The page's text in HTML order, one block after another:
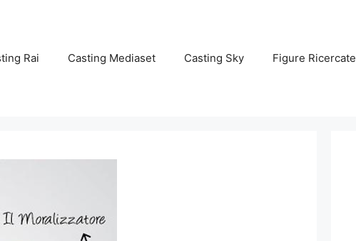
Rai Casting Mediaset Casting Sky Figure Ricercate